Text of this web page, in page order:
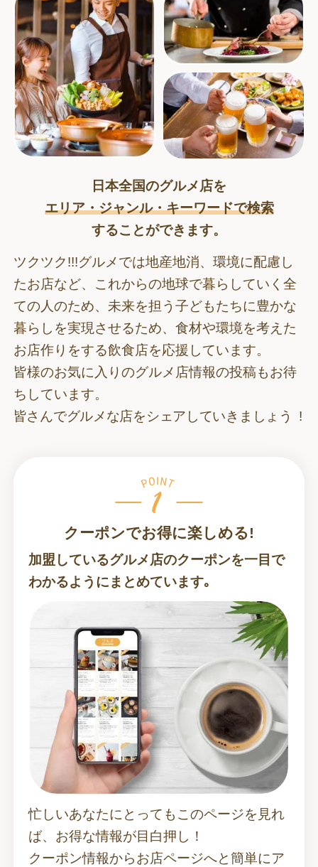
日本全国のグルメ店を
エリア・ジャンル・キーワードで検索
することができます。
ツクツク!!!グルメでは地産地消、環境に配慮し
たお店など、これからの地球で暮らしていく全
ての人のため、 未来を担う子どもたちに豊かな
暮らしを実現させるため、食材や環境を考えた
お店作りをする飲食店を応援しています。
皆様のお気に入りのグルメ店情報の投稿もお待
ちしています。
皆さんでグルメな店をシェアしていきましょう !
クーポンでお得に楽しめる!
加盟しているグルメ店のクーポンを一目で
わかるようにまとめています｡
忙しいあなたにとってもこのページを見れ
ば、お得な情報が目白押し！
クーポン情報からお店ページへと簡単にア